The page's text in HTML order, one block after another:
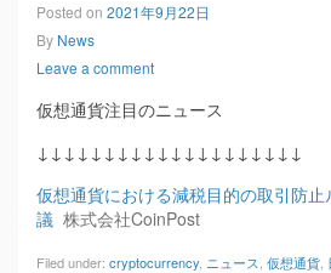
Posted on 2021年9月22日
By News
Leave a comment
仮想通貨注目のニュース
↓↓↓↓↓↓↓↓↓↓↓↓↓↓↓↓↓↓↓↓
仮想通貨における減税目的の取引防
議 株式会社CoinPost
Filed under: cryptocurrency ニュース 仮想通貨